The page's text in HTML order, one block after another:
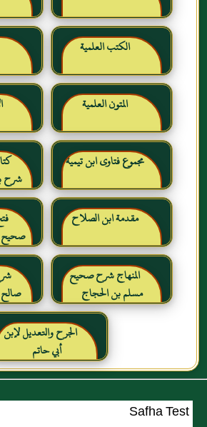
الكتب العلمية
المتون العلمية
مجموع فتاوى ابن تيمية
شرح
مقدمة ابن الصلاح
صحيح
ابن
المنهاج شرح صحيح
مسلم بن الحجاج
صالح
رياض
الجرح والتعديل لإبن
أبي حاتم
Safha Test